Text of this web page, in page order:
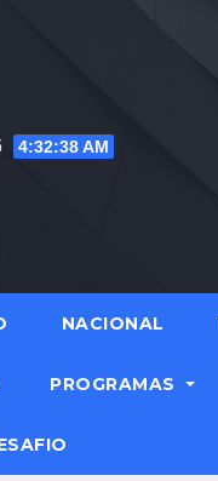
4:32:39 AM
NACIONAL
PROGRAMAS